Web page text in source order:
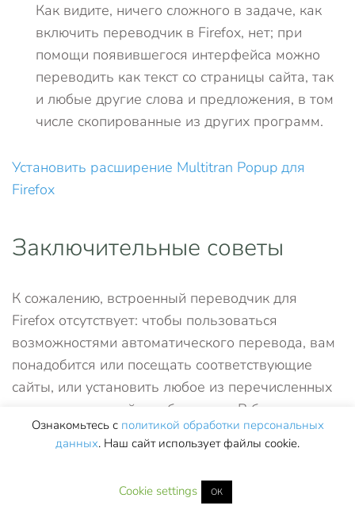
Как видите, ничего сложного в задаче, как
включить переводчик в Firefox, нет; при
помощи появившегося интерфейса можно
переводить как текст со страницы сайта, так
и любые другие слова и предложения, в том
числе скопированные из других программ.
Установить расширение Multitran Popup для
Firefox
Заключительные советы
К сожалению, встроенный переводчик для
Firefox отсутствует: чтобы пользоваться
возможностями автоматического перевода, вам
понадобится или посещать соответствующие
сайты, или установить любое из перечисленных
выше расширений для браузера. В большинстве
случаев для быстрого и достаточно точного,
даже в сложных контекстах, перевода подходит
всеми любимый Google Translate — с огромным
набором языковых направлений, бесплатный,
Ознакомьтесь с политикой обработки персональных
данных. Наш сайт использует файлы cookie.
Cookie settings ОК